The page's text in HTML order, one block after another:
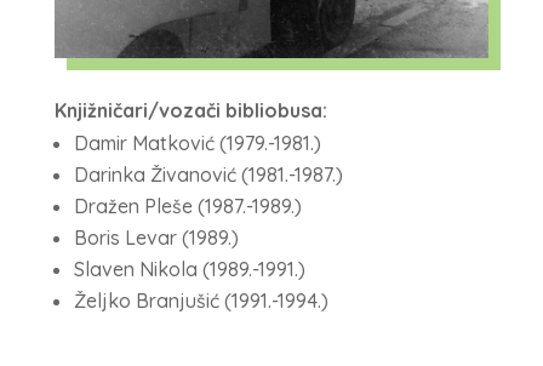
Knjižničari/vozači bibliobusa:
Damir Matković (1979.-1981.)
Darinka Živanović (1981.-1987.)
Dražen Pleše (1987.-1989.)
Boris Levar (1989.)
Slaven Nikola (1989.-1991.)
Željko Branjušić (1991.-1994.)